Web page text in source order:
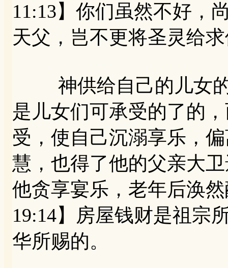
11:13】你们虽然不好，
天父，岂不更将圣灵给
神供给自己的儿女的
是儿女们可承受的了的
受，使自己沉溺享乐，
慧，也得了他的父亲大
他贪享宴乐，老年后涣
19:14】房屋钱财是祖宗
华所赐的。